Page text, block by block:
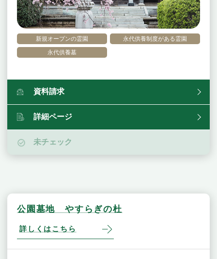
新規オープンの霊園
永代供養制度がある霊園
永代供養墓
資料請求
詳細ページ
未チェック
公園墓地 やすらぎの杜
詳しくはこちら